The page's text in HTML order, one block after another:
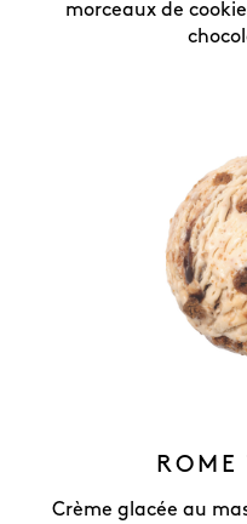
morceaux de
Crème glacée au